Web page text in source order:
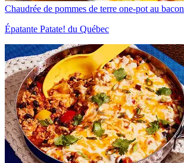
Chaudrée de pommes de terre one-pot au
Épatante Patate! du Québec